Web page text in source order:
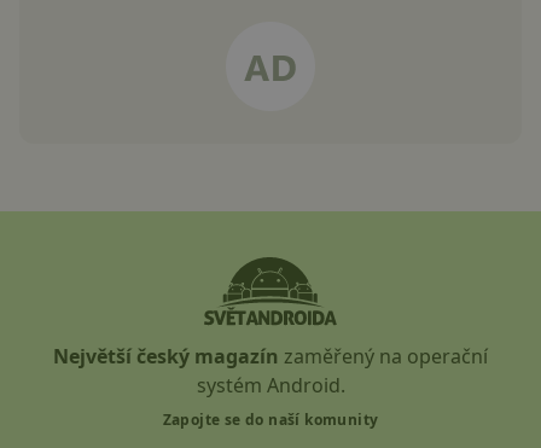
Největší český magazín zaměřený na operační
systém Android.
Zapojte se do naší komunity